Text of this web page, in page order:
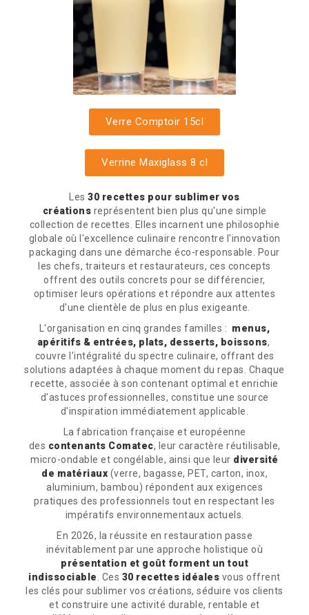
Verre Comptoir 15cl
Verrine Maxiglass 8 cl
Les30 recettes pour sublimer vos
créations représentent bien plus qu'une simple
collection de recettes. Elles incarnent une philosophie
globale où l'excellence culinaire rencontre l'innovation
packaging dans une démarche éco-responsable. Pour
les chefs, traiteurs et restaurateurs, ces concepts
offrent des outils concrets pour se différencier,
optimiser leurs opérations et répondre aux attentes
d'une clientèle de plus en plus exigeante.
L'organisation en cinq grandes familles : menus,
apéritifs & entrées, plats, desserts, boissons,
couvre l'intégralité du spectre culinaire, offrant des
solutions adaptées à chaque moment du repas. Chaque
recette, associée à son contenant optimal et enrichie
d'astuces professionnelles, constitue une source
d'inspiration immédiatement applicable.
La fabrication française et européenne
des contenants Comatec, leur caractère réutilisable,
micro-ondable et congélable, ainsi que leur diversité
de matériaux (verre, bagasse, PET, carton, inox,
aluminium, bambou) répondent aux exigences
pratiques des professionnels tout en respectant les
impératifs environnementaux actuels.
En 2026, la réussite en restauration passe
inévitablement par une approche holistique où
présentation et goût forment un tout
indissociable. Ces 30 recettes idéales vous offrent
les clés pour sublimer vos créations, séduire vos clients
et construire une activité durable, rentable et